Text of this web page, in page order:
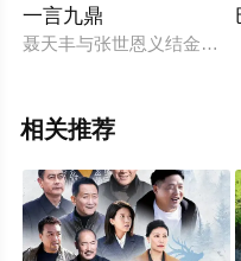
一言九鼎
聂天丰与张世恩义结金兰
相关推荐